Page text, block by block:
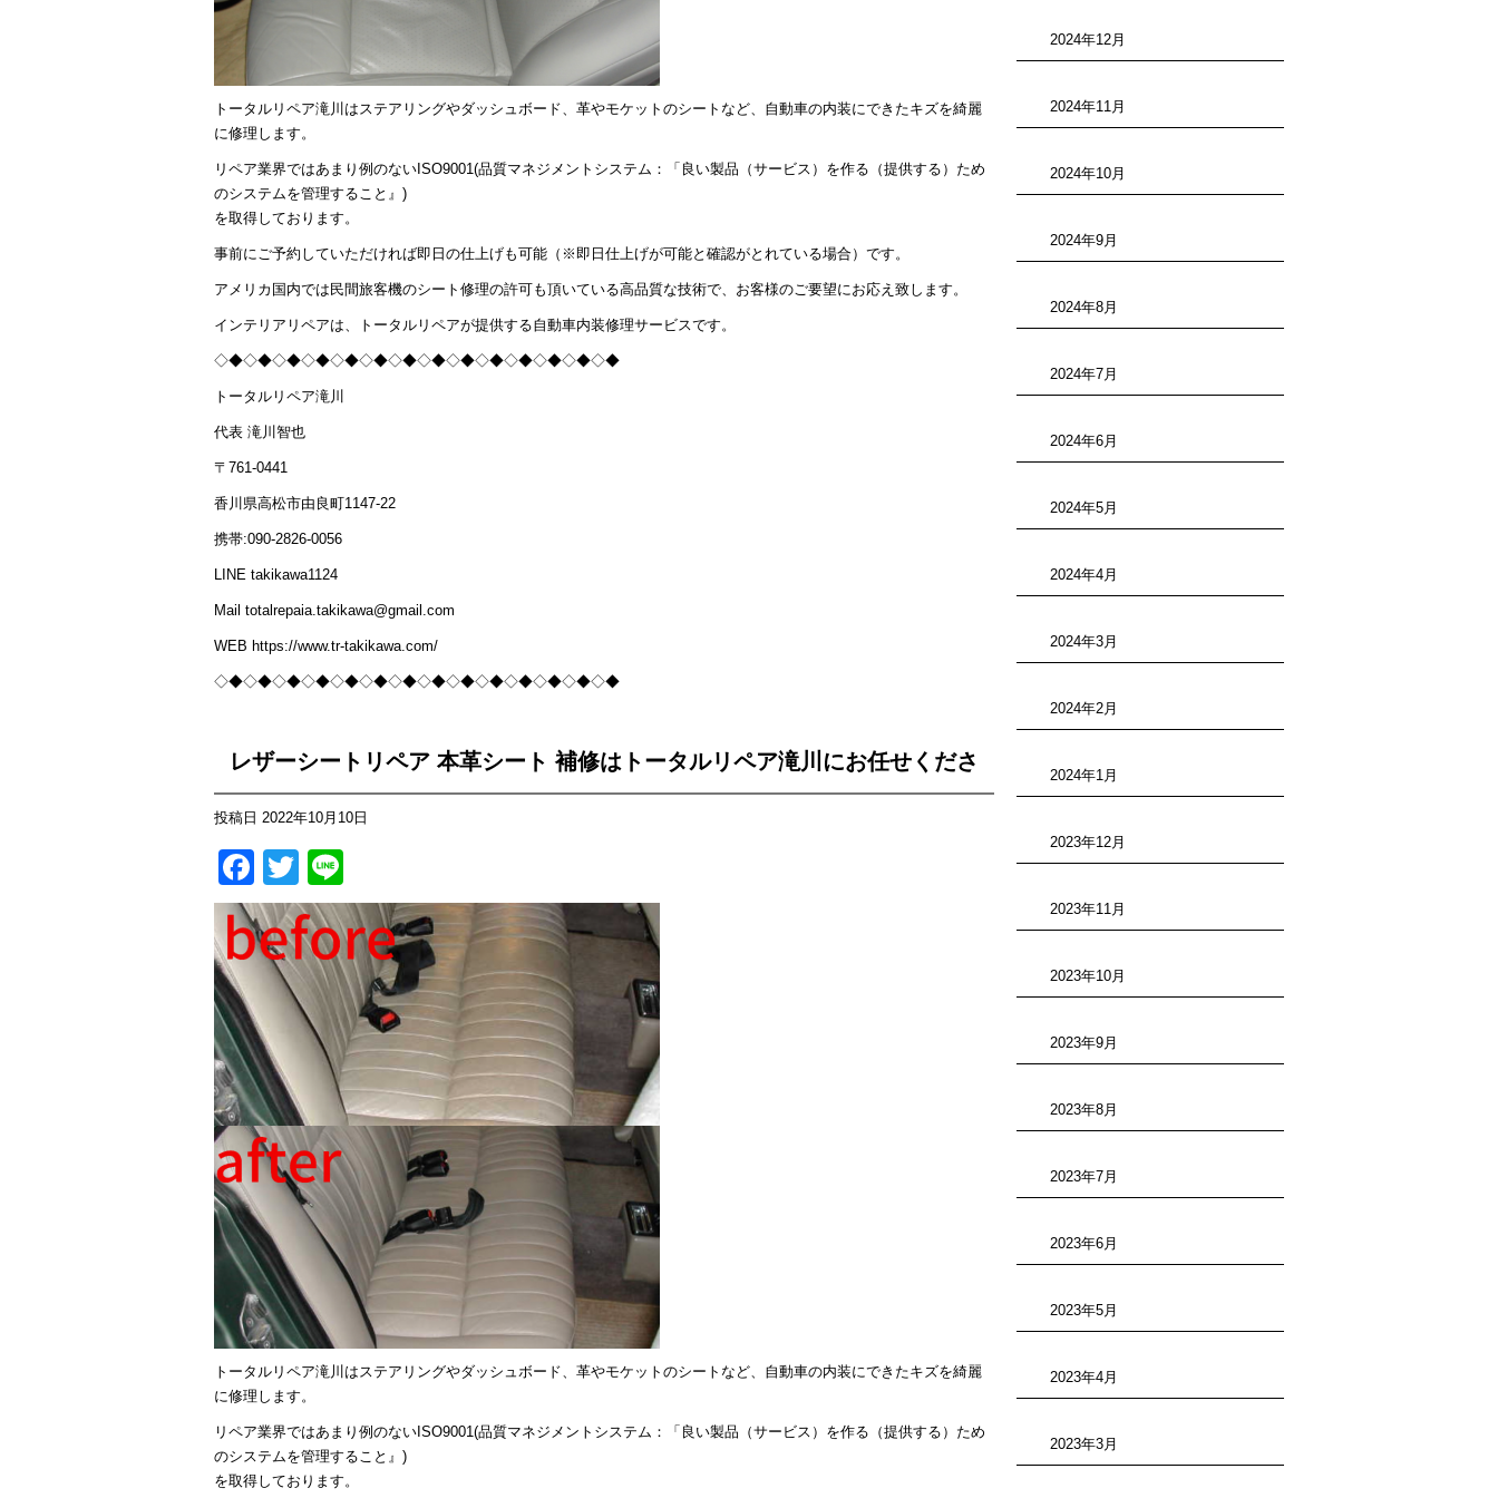
トータルリペア滝川はステアリングやダッシュボード、革やモケットのシートなど、自動車の内装にできたキズを綺麗
に修理します。
リペア業界ではあまり例のないISO9001(品質マネジメントシステム：「良い製品（サービス）を作る（提供する）ため
のシステムを管理すること』)
を取得しております。
事前にご予約していただければ即日の仕上げも可能（※即日仕上げが可能と確認がとれている場合）です。
アメリカ国内では民間旅客機のシート修理の許可も頂いている高品質な技術で、お客様のご要望にお応え致します。
インテリアリペアは、トータルリペアが提供する自動車内装修理サービスです。
◇◆◇◆◇◆◇◆◇◆◇◆◇◆◇◆◇◆◇◆◇◆◇◆◇◆◇◆
トータルリペア滝川
代表 滝川智也
〒761-0441
香川県高松市由良町1147-22
携帯:090-2826-0056
LINE takikawa1124
Mail totalrepaia.takikawa@gmail.com
WEB https://www.tr-takikawa.com/
◇◆◇◆◇◆◇◆◇◆◇◆◇◆◇◆◇◆◇◆◇◆◇◆◇◆◇◆
レザーシートリペア 本革シート 補修はトータルリペア滝川にお任せくださ
投稿日 2022年10月10日
Facebook
Twitter
トータルリペア滝川はステアリングやダッシュボード、革やモケットのシートなど、自動車の内装にできたキズを綺麗
に修理します。
リペア業界ではあまり例のないISO9001(品質マネジメントシステム：「良い製品（サービス）を作る（提供する）ため
のシステムを管理すること』)
を取得しております。
2024年12月
2024年11月
2024年10月
2024年9月
2024年8月
2024年7月
2024年6月
2024年5月
2024年4月
2024年3月
2024年2月
2024年1月
2023年12月
2023年11月
2023年10月
2023年9月
2023年8月
2023年7月
2023年6月
2023年5月
2023年4月
2023年3月